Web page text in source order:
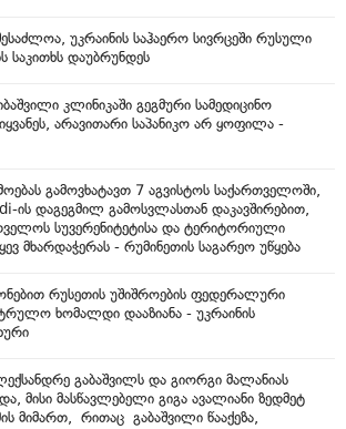
უკრაინის საჰაერო სივრცეში რუსული
საკითხს დაუბრუნდეს
კლინიკაში გეგმური სამედიცინო
არავითარი საპანიკო არ ყოფილა -
გამოვხატავთ 7 აგვისტოს საქართველოში,
ის დაგეგმილ გამოსვლასთან დაკავშირებით,
სუვერენიტეტისა და ტერიტორიული
მხარდაჭერას - რუმინეთის საგარეო უწყება
რუსეთის უშიშროების ფედერალური
ხომალდი დააზიანა - უკრაინის
გაბაშვილს და გიორგი მალანიას
მისი მასწავლებელი გიგა ავალიანი ზედმეტ
მიმართ, რითაც გაბაშვილი წააქეზა,